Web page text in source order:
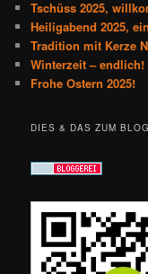
Tschüss 2025,
Heiligabend 2025,
Tradition mit Kerze
Winterzeit – endlich!
Frohe Ostern 2025!
DIES & DAS ZUM BLOG